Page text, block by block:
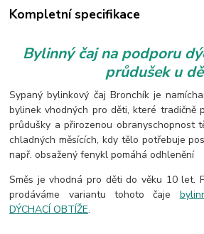
Kompletní specifikace
Bylinný čaj na podporu
průdušek u
Sypaný bylinkový čaj Bronchík je
bylinek vhodných pro děti, které tradičně
průdušky a přirozenou obranyschopnost
chladných měsících, kdy tělo potřebuje
např. obsažený fenykl pomáhá odhlenění
Směs je vhodná pro děti do věku 10 let.
prodáváme variantu tohoto čaje
DÝCHACÍ OBTÍŽE.